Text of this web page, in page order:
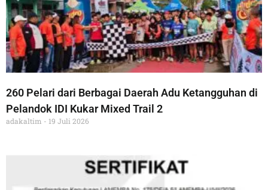
260 Pelari dari Berbagai Daerah Adu Ketangguhan di
Pelandok IDI Kukar Mixed Trail 2
adakaltim 19 Juli 2026